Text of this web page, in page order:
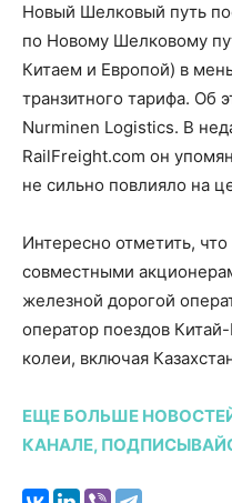
Новый Шелковый путь
по Новому Шелковому
Китаем и Европой) в
транзитного тарифа. Об
Nurminen Logistics. В
RailFreight.com он
не сильно повлияло на
Интересно отметить,
совместными
железной дорогой
оператор поездов
колеи, включая
ЕЩЕ БОЛЬШЕ
КАНАЛЕ,